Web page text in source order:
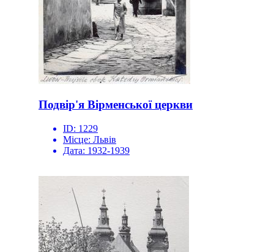
Подвір'я Вірменської церкви
ID: 1229
Місце: Львів
Дата: 1932-1939